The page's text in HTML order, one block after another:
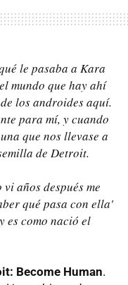
le pasaba a Kara
mundo que hay ahí
los androides aquí.
para mí, y cuando
que nos llevase a
de Detroit.
años después me
qué pasa con ella'
es como nació el
Become Human.